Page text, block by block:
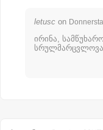
letusc on
ირინა,